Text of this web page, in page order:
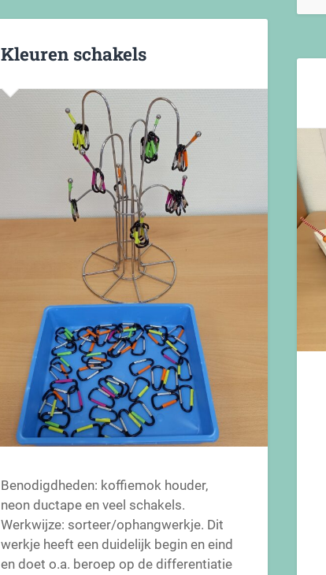
Kleuren schakels
Benodigdheden: koffiemok houder,
neon ductape en veel schakels.
Werkwijze: sorteer/ophangwerkje. Dit
werkje heeft een duidelijk begin en eind
en doet o.a. beroep op de differentiatie